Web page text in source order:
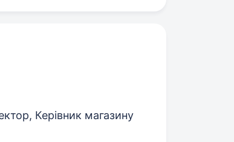
Керівник магазину